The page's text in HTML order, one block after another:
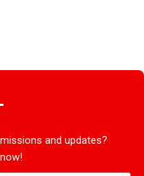
and updates?